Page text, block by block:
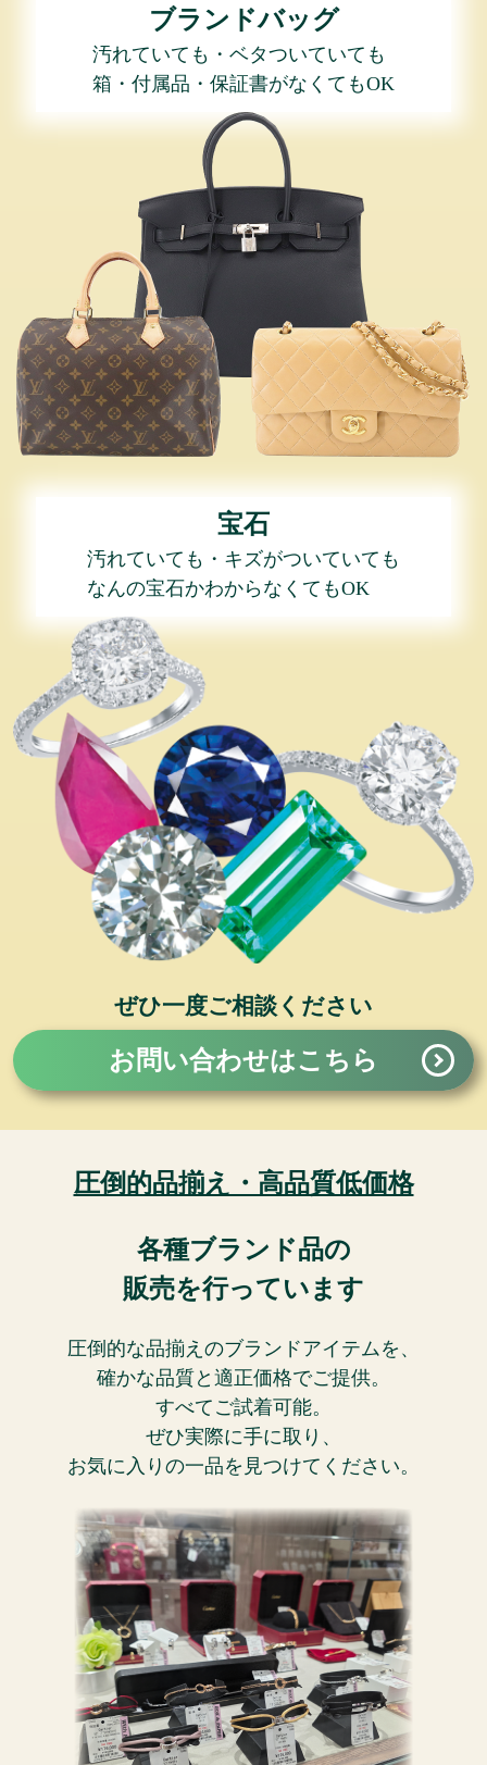
ブランドバッグ
汚れていても・ベタついていても
箱・付属品・保証書がなくてもOK
宝石
汚れていても・キズがついていても
なんの宝石かわからなくてもOK
ぜひ一度ご相談ください
お問い合わせはこちら
圧倒的品揃え・高品質低価格
各種ブランド品の
販売を行っています
圧倒的な品揃えのブランドアイテムを、
確かな品質と適正価格でご提供。
すべてご試着可能。
ぜひ実際に手に取り、
お気に入りの一品を見つけてください。